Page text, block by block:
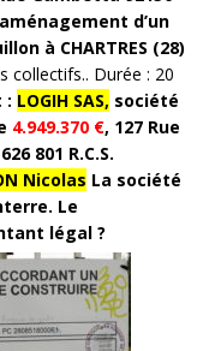
d’un
à CHARTRES (28)
collectifs.. Durée : 20
: LOGIH SAS, société
4.949.370 €, 127 Rue
801 R.C.S.
Nicolas La société
Le
légal ?